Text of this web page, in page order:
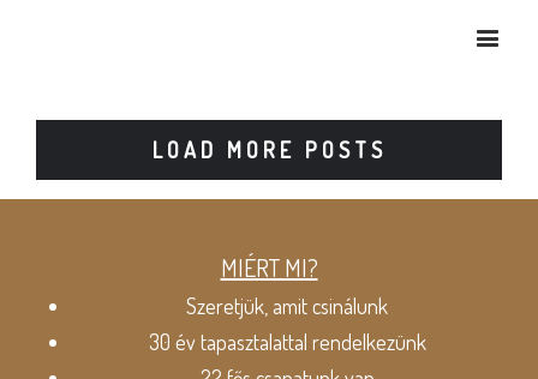
LOAD MORE POSTS
MIÉRT MI?
Szeretjük, amit csinálunk
30 év tapasztalattal rendelkezünk